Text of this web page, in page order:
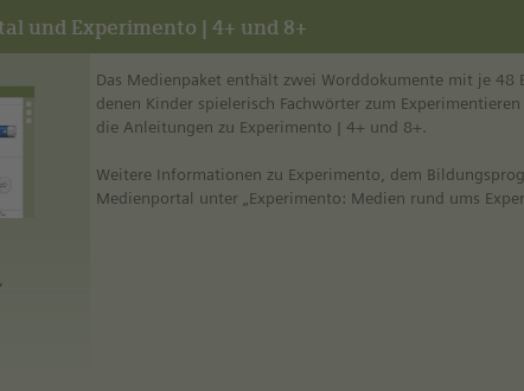
und Experimento | 4+ und 8+
Das Medienpaket enthält zwei Worddokumente mit je
denen Kinder spielerisch Fachwörter zum
die Anleitungen zu Experimento | 4+ und 8+.
Weitere Informationen zu Experimento, dem
Medienportal unter „Experimento: Medien rund ums